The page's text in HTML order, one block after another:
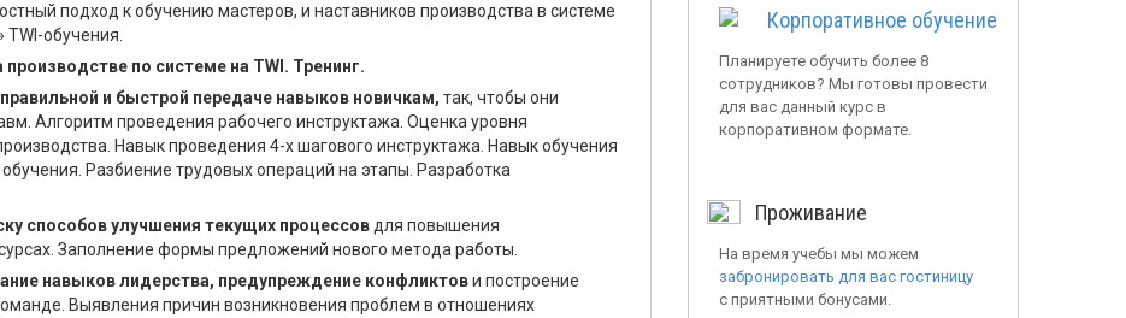
подход к обучению мастеров, и наставников производства в системе
обучения.
по системе на TWI. Тренинг.
и быстрой передаче навыков новичкам, так, чтобы они
Алгоритм проведения рабочего инструктажа. Оценка уровня
Навык проведения 4-х шагового инструктажа. Навык обучения
Разбиение трудовых операций на этапы. Разработка
способов улучшения текущих процессов для повышения
Заполнение формы предложений нового метода работы.
навыков лидерства, предупреждение конфликтови построение
Выявления причин возникновения проблем в отношениях
Корпоративное обучение
Планируете обучить более 8
сотрудников? Мы готовы провести
для вас данный курс в
корпоративном формате.
Проживание
На время учебы мы можем
забронировать для вас гостиницу
с приятными бонусами.